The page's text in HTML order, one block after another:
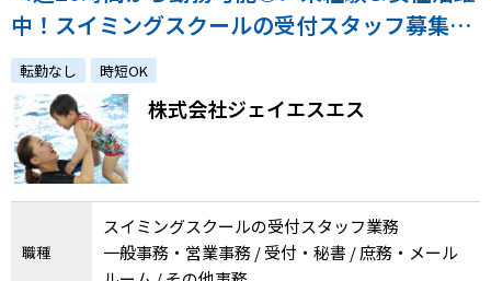
中！スイミングスクールの受付スタッフ募集！
全国に勤務地多数！
転勤なし 時短OK
株式会社ジェイエスエス
職種
スイミングスクールの受付スタッフ業務
一般事務・営業事務 / 受付・秘書 / 庶務・メール